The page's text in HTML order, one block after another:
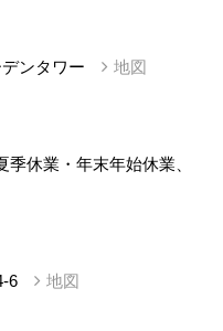
デンタワー
地図
休業・年末年始休業、
6
地図